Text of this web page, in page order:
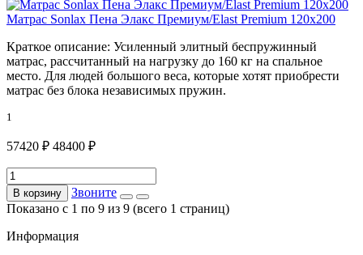
Матрас Sonlax Пена Элакс Премиум/Elast Premium 120x200
Краткое описание: Усиленный элитный беспружинный
матрас, рассчитанный на нагрузку до 160 кг на спальное
место. Для людей большого веса, которые хотят приобрести
матрас без блока независимых пружин.
1
57420 ₽ 48400 ₽
В корзину
Звоните
Показано с 1 по 9 из 9 (всего 1 страниц)
Информация